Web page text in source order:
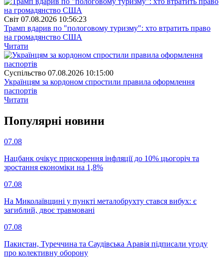
Свiт 07.08.2026 10:56:23
Трамп вдарив по "пологовому туризму": хто втратить право
на громадянство США
Читати
Суспiльство 07.08.2026 10:15:00
Українцям за кордоном спростили правила оформлення
паспортів
Читати
Популярнi новини
07.08
Нацбанк очікує прискорення інфляції до 10% цьогоріч та
зростання економіки на 1,8%
07.08
На Миколаївщині у пункті металобрухту стався вибух: є
загиблий, двоє травмовані
07.08
Пакистан, Туреччина та Саудівська Аравія підписали угоду
про колективну оборону